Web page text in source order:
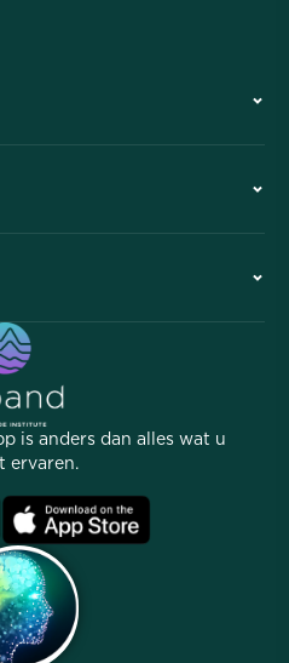
is anders dan alles wat u
ervaren.